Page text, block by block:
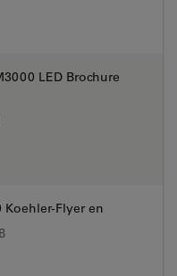
LED Brochure
Koehler-Flyer en